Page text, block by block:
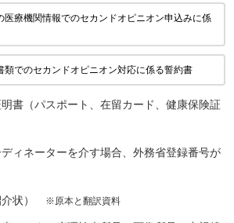
医療機関情報でのセカンドオピニオン申込みに係
類でのセカンドオピニオン対応に係る誓約書
明書（パスポート、在留カード、健康保険証
ィネーターを介す場合、外務省登録番号が
介状） ※原本と翻訳資料